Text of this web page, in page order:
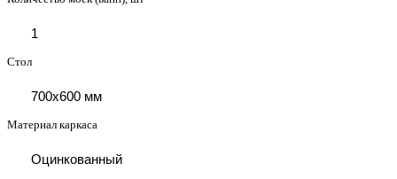
1
Стол
700x600 мм
Материал каркаса
Оцинкованный